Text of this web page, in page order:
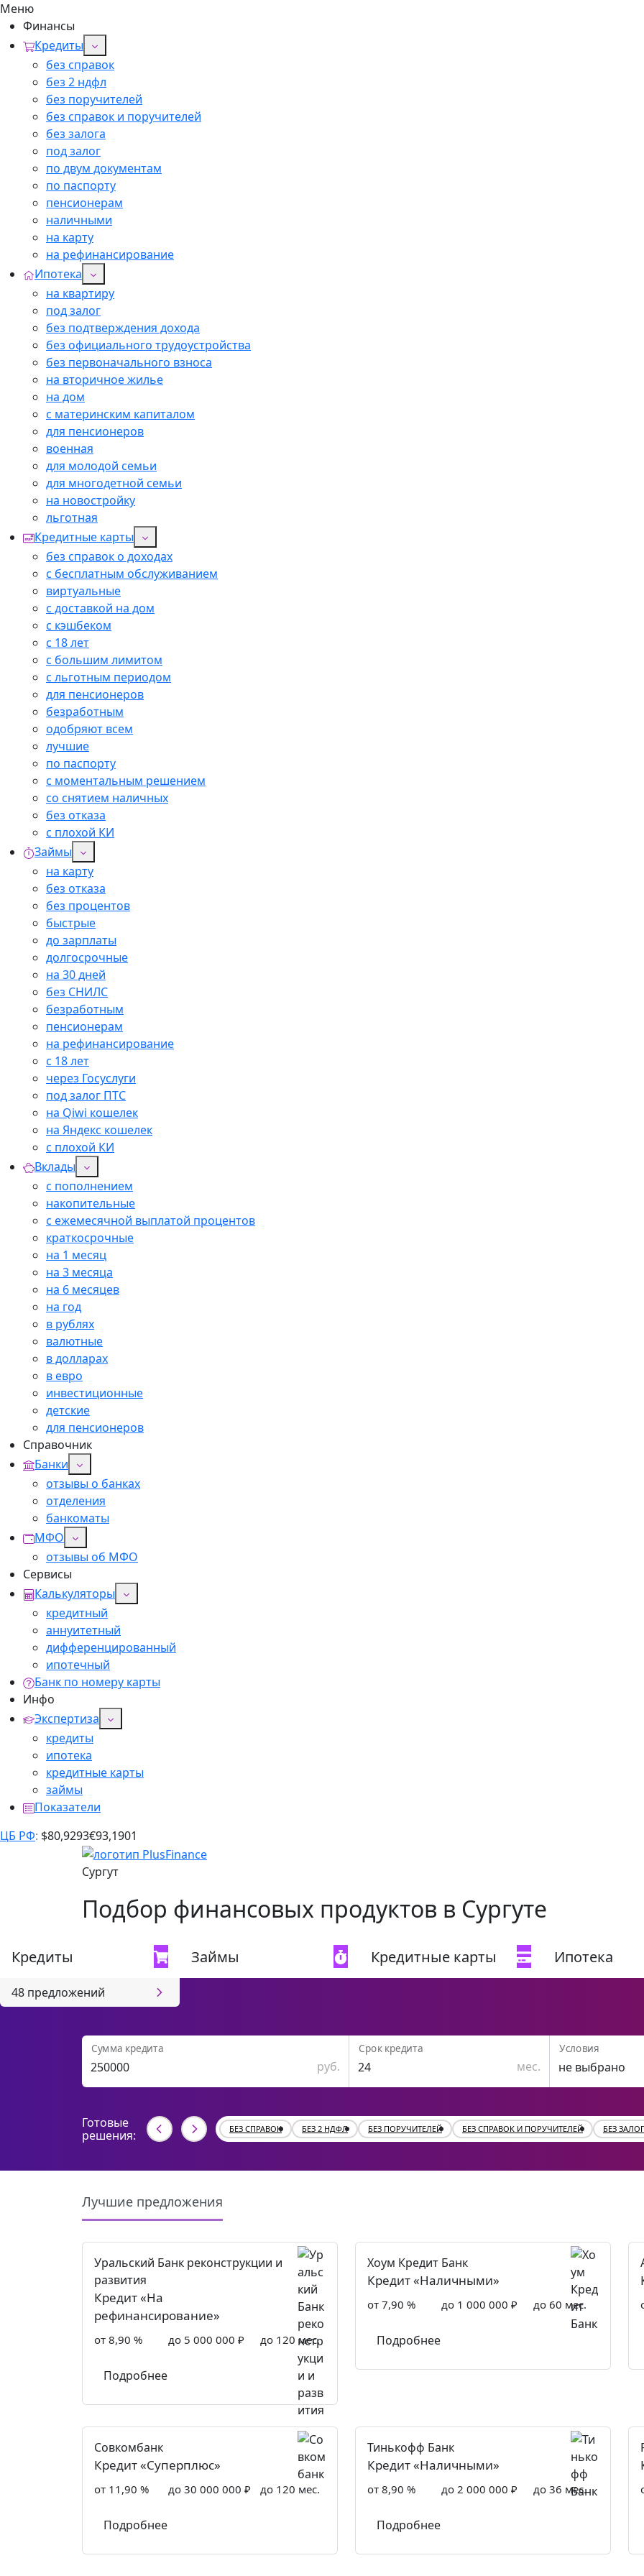
Меню
Финансы
Кредиты
без справок
без 2 ндфл
без поручителей
без справок и поручителей
без залога
под залог
по двум документам
по паспорту
пенсионерам
наличными
на карту
на рефинансирование
Ипотека
на квартиру
под залог
без подтверждения дохода
без официального трудоустройства
без первоначального взноса
на вторичное жилье
на дом
с материнским капиталом
для пенсионеров
военная
для молодой семьи
для многодетной семьи
на новостройку
льготная
Кредитные карты
без справок о доходах
с бесплатным обслуживанием
виртуальные
с доставкой на дом
с кэшбеком
с 18 лет
с большим лимитом
с льготным периодом
для пенсионеров
безработным
одобряют всем
лучшие
по паспорту
с моментальным решением
со снятием наличных
без отказа
с плохой КИ
Займы
на карту
без отказа
без процентов
быстрые
до зарплаты
долгосрочные
на 30 дней
без СНИЛС
безработным
пенсионерам
на рефинансирование
с 18 лет
через Госуслуги
под залог ПТС
на Qiwi кошелек
на Яндекс кошелек
с плохой КИ
Вклады
с пополнением
накопительные
с ежемесячной выплатой процентов
краткосрочные
на 1 месяц
на 3 месяца
на 6 месяцев
на год
в рублях
валютные
в долларах
в евро
инвестиционные
детские
для пенсионеров
Справочник
Банки
отзывы о банках
отделения
банкоматы
МФО
отзывы об МФО
Сервисы
Калькуляторы
кредитный
аннуитетный
дифференцированный
ипотечный
Банк по номеру карты
Инфо
Экспертиза
кредиты
ипотека
кредитные карты
займы
Показатели
ЦБ РФ: $80,9293€93,1901
Сургут
Подбор финансовых продуктов в Сургуте
Кредиты
48 предложений
Займы Кредитные карты Ипотека
Сумма кредита
руб.
Срок кредита
мес.
Условия
Готовые
решения:
БЕЗ СПРАВОК БЕЗ 2 НДФЛ БЕЗ ПОРУЧИТЕЛЕЙ БЕЗ СПРАВОК И ПОРУЧИТЕЛЕЙ БЕЗ
Лучшие предложения
Уральский Банк реконструкции и
развития
Кредит «На
рефинансирование»
от 8,90 % до 5 000 000 ₽ до 120 мес.
Подробнее
Хоум Кредит Банк
Кредит «Наличными»
от 7,90 % до 1 000 000 ₽ до 60 мес.
Подробнее
Совкомбанк
Кредит «Суперплюс»
от 11,90 % до 30 000 000 ₽ до 120 мес.
Подробнее
Тинькофф Банк
Кредит «Наличными»
от 8,90 % до 2 000 000 ₽ до 36 мес.
Подробнее